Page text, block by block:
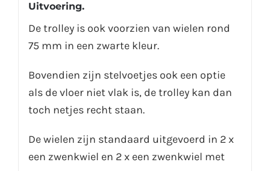
Uitvoering.
De trolley is ook voorzien van wielen rond
75 mm in een zwarte kleur.
Bovendien zijn stelvoetjes ook een optie
als de vloer niet vlak is, de trolley kan dan
toch netjes recht staan.
De wielen zijn standaard uitgevoerd in 2 x
een zwenkwiel en 2 x een zwenkwiel met